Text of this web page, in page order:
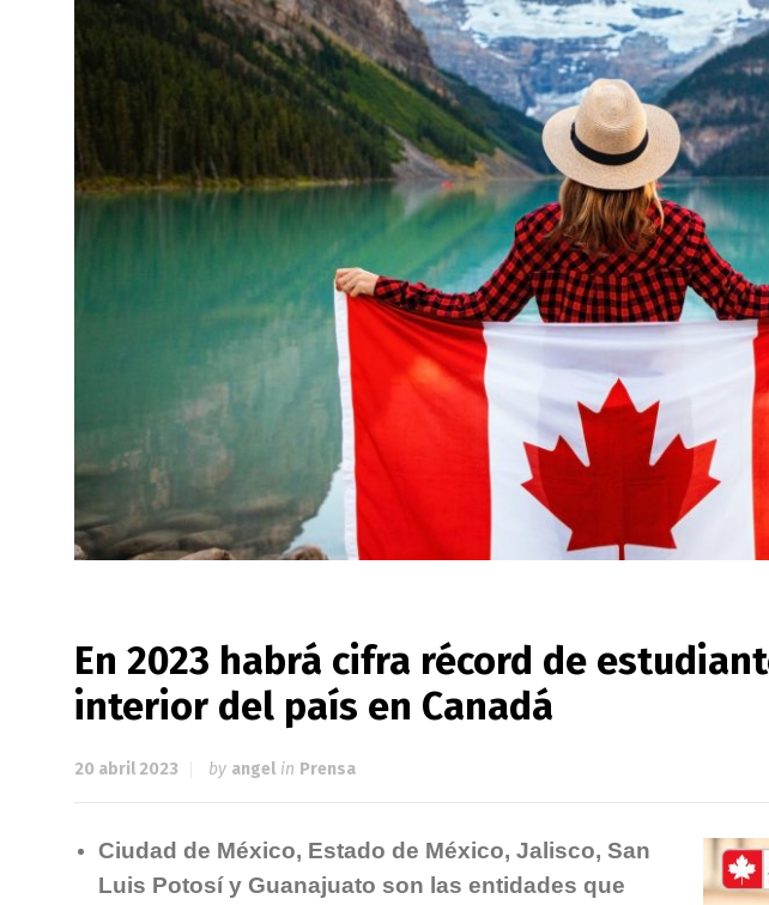
En 2023 habrá cifra récord de
interior del país en Canadá
20 abril 2023 by angel in Prensa
Ciudad de México, Estado de México, Jalisco, San
Luis Potosí y Guanajuato son las entidades que